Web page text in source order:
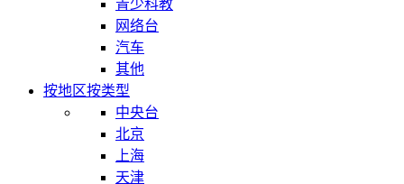
青少科教
网络台
汽车
其他
按地区按类型
中央台
北京
上海
天津